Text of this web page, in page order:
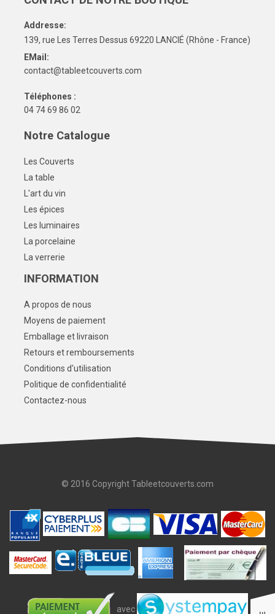
Addresse:
139, rue Les Terres Dessus 69220 LANCIÉ (Rhône - France)
EMail:
contact@tableetcouverts.com
Téléphones :
04 74 69 86 02
Notre Catalogue
Les Couverts
La table
L'art du vin
Les épices
Les luminaires
La porcelaine
La verrerie
INFORMATION
A propos de nous
Moyens de paiement
Emballage et livraison
Retours et remboursements
Conditions d'utilisation
Politique de confidentialité
Contactez-nous
© 2016 Copyright Tableetcouverts.com
avec